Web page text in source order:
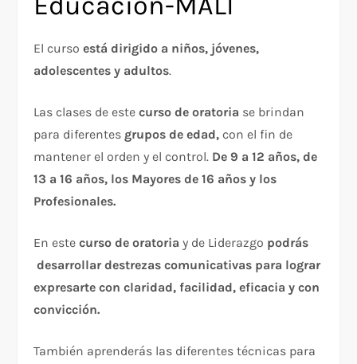
El cursoestá dirigido a niños, jóvenes,
adolescentes y adultos.
Las clases de estecurso de oratoria se brindan
para diferentes grupos de edad, con el fin de
mantener el orden y el control. De 9 a 12 años, de
13 a 16 años, los Mayores de 16 años y los
Profesionales.
En estecurso de oratoria y de Liderazgo podrás
desarrollar destrezas comunicativas para lograr
expresarte con claridad, facilidad, eficacia y con
convicción.
También aprenderás las diferentes técnicas para